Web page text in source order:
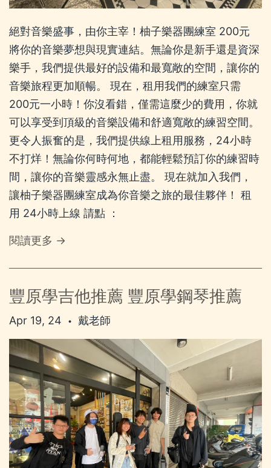
絕對音樂盛事，由你主宰！柚子樂器團練室 200元
將你的音樂夢想與現實連結。無論你是新手還是資深
樂手，我們提供最好的設備和最寬敞的空間，讓你的
音樂旅程更加順暢。 現在，租用我們的練室只需
200元一小時！你沒看錯，僅需這麼少的費用，你就
可以享受到頂級的音樂設備和舒適寬敞的練習空間。
更令人振奮的是，我們提供線上租用服務，24小時
不打烊！無論你何時何地，都能輕鬆預訂你的練習時
間，讓你的音樂靈感永無止盡。 現在就加入我們，
讓柚子樂器團練室成為你音樂之旅的最佳夥伴！ 租
用 24小時上線 請點 ：
閱讀更多 →
豐原學吉他推薦 豐原學鋼琴推薦
Apr 19, 24 • 戴老師